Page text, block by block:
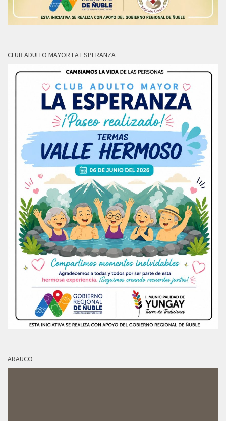
CLUB ADULTO MAYOR LA ESPERANZA
ARAUCO